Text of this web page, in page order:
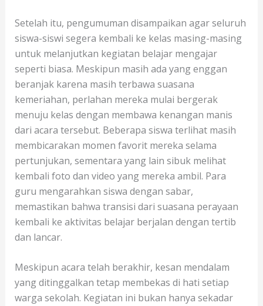
Setelah itu, pengumuman disampaikan agar seluruh
siswa-siswi segera kembali ke kelas masing-masing
untuk melanjutkan kegiatan belajar mengajar
seperti biasa. Meskipun masih ada yang enggan
beranjak karena masih terbawa suasana
kemeriahan, perlahan mereka mulai bergerak
menuju kelas dengan membawa kenangan manis
dari acara tersebut. Beberapa siswa terlihat masih
membicarakan momen favorit mereka selama
pertunjukan, sementara yang lain sibuk melihat
kembali foto dan video yang mereka ambil. Para
guru mengarahkan siswa dengan sabar,
memastikan bahwa transisi dari suasana perayaan
kembali ke aktivitas belajar berjalan dengan tertib
dan lancar.
Meskipun acara telah berakhir, kesan mendalam
yang ditinggalkan tetap membekas di hati setiap
warga sekolah. Kegiatan ini bukan hanya sekadar